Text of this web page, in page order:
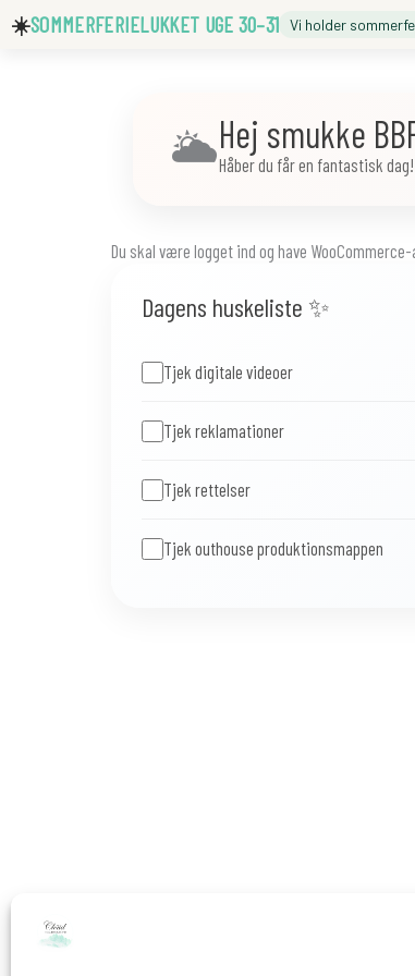
☀️SOMMERFERIELUKKET UGE 30–31 Vi holder
🌥️Hej smukke
Håber du får en fantastisk dag!
Du skal være logget ind og have
Dagens huskeliste ✨
Tjek digitale videoer
Tjek reklamationer
Tjek rettelser
Tjek outhouse produktionsmappen